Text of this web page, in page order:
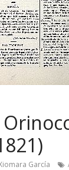
García